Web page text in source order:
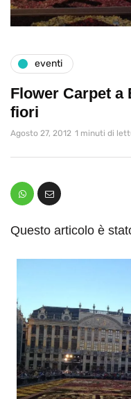
eventi
Flower Carpet a
fiori
Agosto 27, 2012 1 minuti di
Questo articolo è